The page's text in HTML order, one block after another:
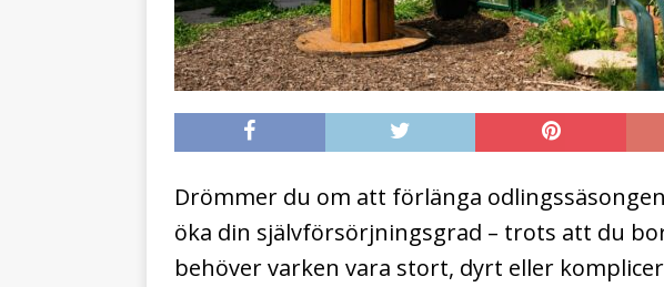
Drömmer du om att förlänga
öka din självförsörjningsgrad – trots att du
behöver varken vara stort, dyrt eller